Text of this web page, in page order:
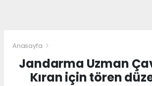
Anasayfa
Jandarma Uzman
Kıran için tören